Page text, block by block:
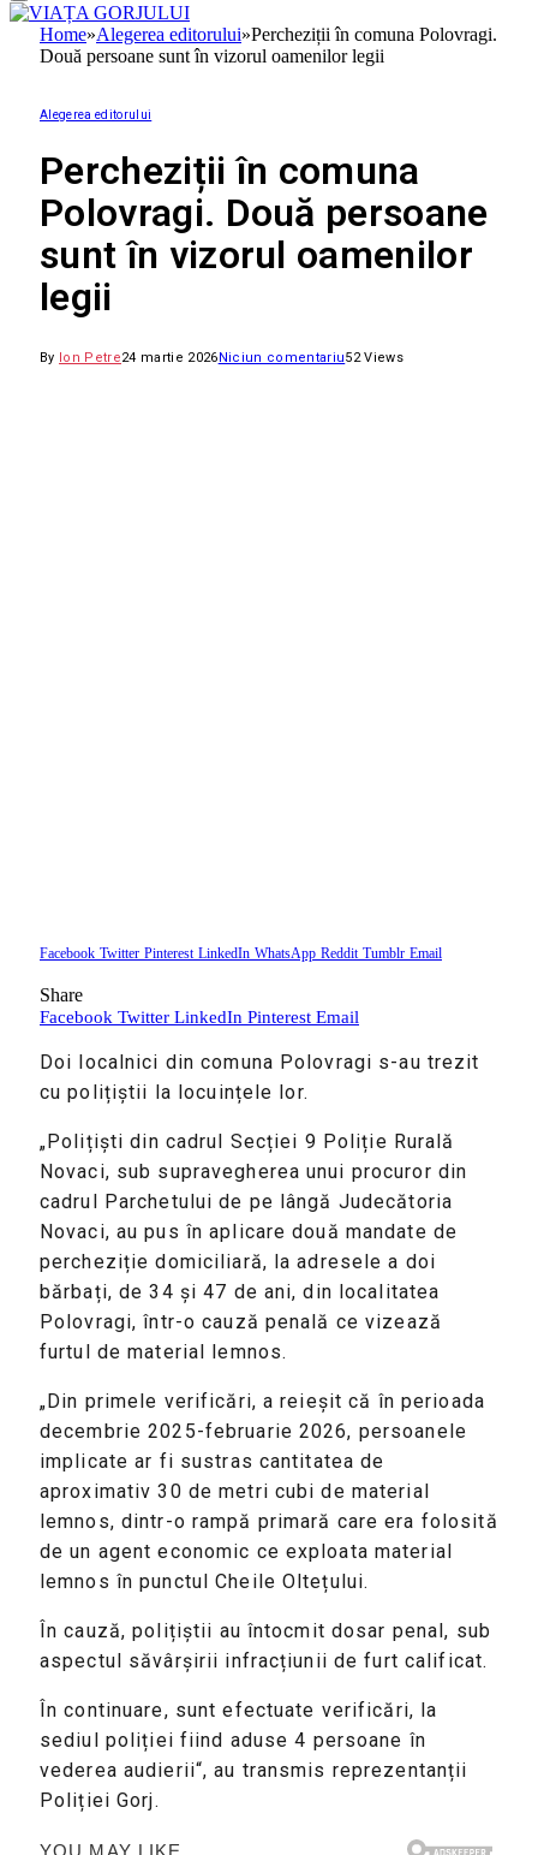
Home»Alegerea editorului»Percheziții în comuna Polovragi.
Două persoane sunt în vizorul oamenilor legii
Alegerea editorului
Percheziții în comuna
Polovragi. Două persoane
sunt în vizorul oamenilor
legii
By Ion Petre24 martie 2026Niciun comentariu52Views
Facebook Twitter Pinterest LinkedIn WhatsApp Reddit Tumblr Email
Share
Facebook Twitter LinkedIn Pinterest Email
Doi localnici din comuna Polovragi s-au trezit
cu polițiștii la locuințele lor.
„Polițiști din cadrul Secției 9 Poliție Rurală
Novaci, sub supravegherea unui procuror din
cadrul Parchetului de pe lângă Judecătoria
Novaci, au pus în aplicare două mandate de
percheziție domiciliară, la adresele a doi
bărbați, de 34 și 47 de ani, din localitatea
Polovragi, într-o cauză penală ce vizează
furtul de material lemnos.
„Din primele verificări, a reieșit că în perioada
decembrie 2025-februarie 2026, persoanele
implicate ar fi sustras cantitatea de
aproximativ 30 de metri cubi de material
lemnos, dintr-o rampă primară care era folosită
de un agent economic ce exploata material
lemnos în punctul Cheile Oltețului.
În cauză, polițiștii au întocmit dosar penal, sub
aspectul săvârșirii infracțiunii de furt calificat.
În continuare, sunt efectuate verificări, la
sediul poliției fiind aduse 4 persoane în
vederea audierii“, au transmis reprezentanții
Poliției Gorj.